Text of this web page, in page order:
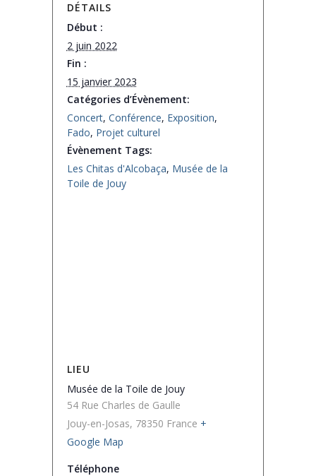
DÉTAILS
Début :
2 juin 2022
Fin :
15 janvier 2023
Catégories d’Évènement:
Concert, Conférence, Exposition,
Fado, Projet culturel
Évènement Tags:
Les Chitas d'Alcobaça, Musée de la
Toile de Jouy
LIEU
Musée de la Toile de Jouy
54 Rue Charles de Gaulle
Jouy-en-Josas, 78350 France +
Google Map
Téléphone